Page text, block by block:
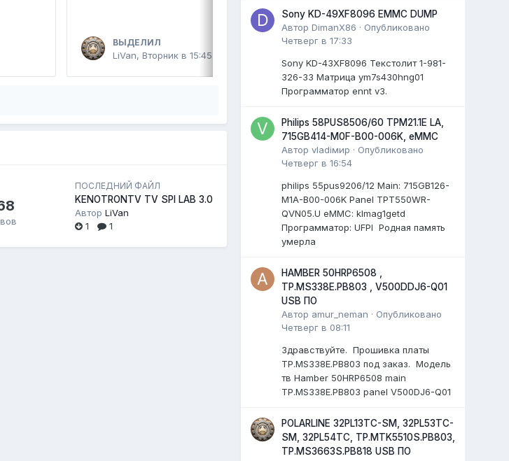
ВЫДЕЛИЛ
LiVan,Вторник в 15:45
ВЫДЕЛИЛ
ПОСЛЕДНИЙ ФАЙЛ
KENOTRONTV TV SPI LAB 3.0
АвторLiVan
1
1
Sony KD-49XF8096 EMMC DUMP
АвторDimanX86 · Опубликовано
Четверг в 17:33
Sony KD-43XF8096 Текстолит 1-981-
326-33 Матрица ym7s430hng01
Программатор ennt v3.
Philips 58PUS8506/60 TPM21.1E LA,
715GB414-M0F-B00-006K, eMMC
Авторvladiмир · Опубликовано
Четверг в 16:54
philips 55pus9206/12 Мain: 715GB126-
M1A-B00-006K Panel TPT550WR-
QVN05.U eMMC: klmag1getd
Программатор: UFPI Родная память
умерла
HAMBER 50HRP6508 ,
TP.MS338E.PB803 , V500DDJ6-Q01
USB ПО
Автор amur_neman · Опубликовано
Четверг в 08:11
Здравствуйте. Прошивка платы
TP.MS338E.PB803 под заказ. Модель
тв Hamber 50HRP6508 main
TP.MS338E.PB803 panel V500DJ6-Q01
POLARLINE 32PL13TC-SM, 32PL53TC-
SM, 32PL54TC, TP.MTK5510S.PB803,
TP.MS3663S.PB818 USB ПО